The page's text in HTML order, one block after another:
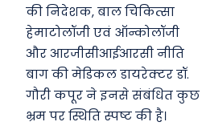
की निदेशक, बाल चिकित्सा
हेमाटोलॉजी एवं ऑन्कोलॉजी
और आरजीसीआईआरसी नीति
बाग की मेडिकल डायरेक्टर डॉ.
गौरी कपूर ने इनसे संबंधित कुछ
भ्रम पर स्थिति स्पष्ट की है।